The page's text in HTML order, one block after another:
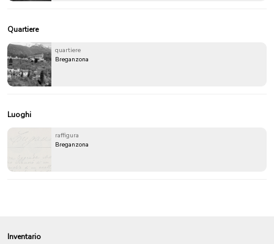
Quartiere
quartiere
Breganzona
Luoghi
raffigura
Breganzona
Inventario